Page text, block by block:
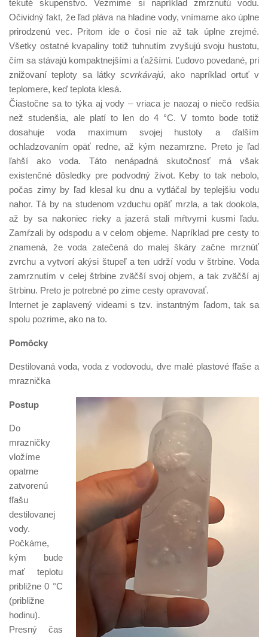
tekuté skupenstvo. Vezmime si napríklad zmrznutú vodu.
Očividný fakt, že ľad pláva na hladine vody, vnímame ako úplne
prirodzenú vec. Pritom ide o čosi nie až tak úplne zrejmé.
Všetky ostatné kvapaliny totiž tuhnutím zvyšujú svoju hustotu,
čím sa stávajú kompaktnejšími a ťažšími. Ľudovo povedané, pri
znižovaní teploty sa látky scvrkávajú, ako napríklad ortuť v
teplomere, keď teplota klesá.
Čiastočne sa to týka aj vody – vriaca je naozaj o niečo redšia
než studenšia, ale platí to len do 4 °C. V tomto bode totiž
dosahuje voda maximum svojej hustoty a ďalším
ochladzovaním opäť redne, až kým nezamrzne. Preto je ľad
ľahší ako voda. Táto nenápadná skutočnosť má však
existenčné dôsledky pre podvodný život. Keby to tak nebolo,
počas zimy by ľad klesal ku dnu a vytláčal by teplejšiu vodu
nahor. Tá by na studenom vzduchu opäť mrzla, a tak dookola,
až by sa nakoniec rieky a jazerá stali mŕtvymi kusmi ľadu.
Zamŕzali by odspodu a v celom objeme. Napríklad pre cesty to
znamená, že voda zatečená do malej škáry začne mrznúť
zvrchu a vytvorí akýsi štupeľ a ten udrží vodu v štrbine. Voda
zamrznutím v celej štrbine zväčší svoj objem, a tak zväčší aj
štrbinu. Preto je potrebné po zime cesty opravovať.
Internet je zaplavený videami s tzv. instantným ľadom, tak sa
spolu pozrime, ako na to.
Pomôcky
Destilovaná voda, voda z vodovodu, dve malé plastové fľaše a
mraznička
Postup
Do
mrazničky
vložíme
opatrne
zatvorenú
fľašu
destilovanej
vody.
Počkáme,
kým bude
mať teplotu
približne 0 °C
(približne
hodinu).
Presný čas